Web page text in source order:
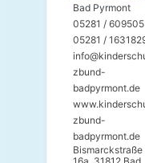
Bad Pyrmont
05281 / 609505
05281 /
zbund-
badpyrmont.de
zbund-
badpyrmont.de
Bismarckstraße